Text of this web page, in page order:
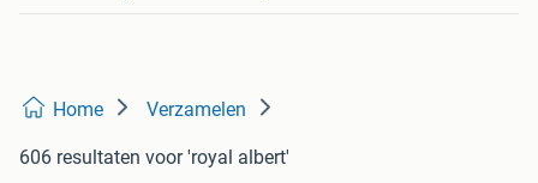
Home Verzamelen
606 resultaten voor 'royal albert'